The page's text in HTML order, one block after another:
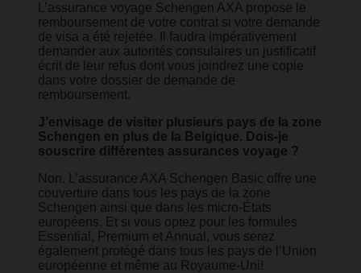
L’assurance voyage Schengen AXA propose le
remboursement de votre contrat si votre demande
de visa a été rejetée. Il faudra impérativement
demander aux autorités consulaires un justificatif
écrit de leur refus dont vous joindrez une copie
dans votre dossier de demande de
remboursement.
J’envisage de visiter plusieurs pays de la zone
Schengen en plus de la Belgique. Dois-je
souscrire différentes assurances voyage ?
Non. L’assurance AXA Schengen Basic offre une
couverture dans tous les pays de la zone
Schengen ainsi que dans les micro-États
européens. Et si vous optez pour les formules
Essential, Premium et Annual, vous serez
également protégé dans tous les pays de l’Union
européenne et même au Royaume-Uni!